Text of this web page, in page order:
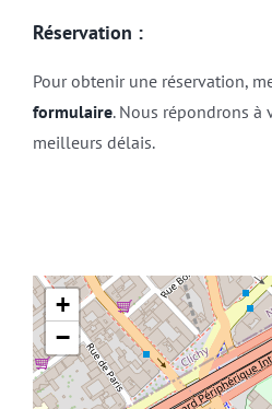
Réservation :
Pour obtenir une réservation,
formulaire. Nous répondrons à
meilleurs délais.
+
−